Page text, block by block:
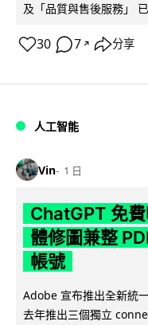
及「品質與售後服務」
30 7 ↗ 分享
人工智能
Vin 1 日
ChatGPT 免
體修圖兼整
帳號
Adobe 宣布推出全新統
去年推出三個獨立